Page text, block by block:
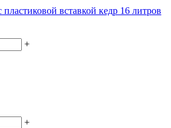
вставкой кедр 16 литров
+
+